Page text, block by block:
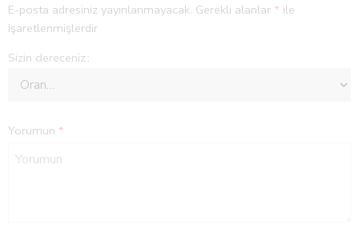
E-posta adresiniz yayınlanmayacak. Gerekli alanlar * ile
işaretlenmişlerdir
Sizin dereceniz
Yorumun *